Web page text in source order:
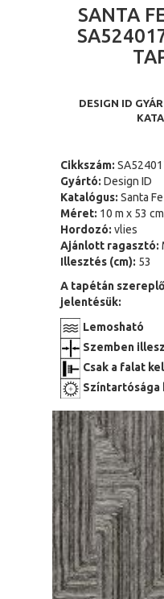
SANTA
DESIGN ID
Cikkszám:
Gyártó: Design ID
Katalógus: Santa Fe
Méret: 10 m x 53 cm
Hordozó: vlies
Ajánlott ragasztó:
Illesztés (cm): 53
A tapétán
jelentésük:
Lemosható
Szemben
Csak a falat
Színtartósága